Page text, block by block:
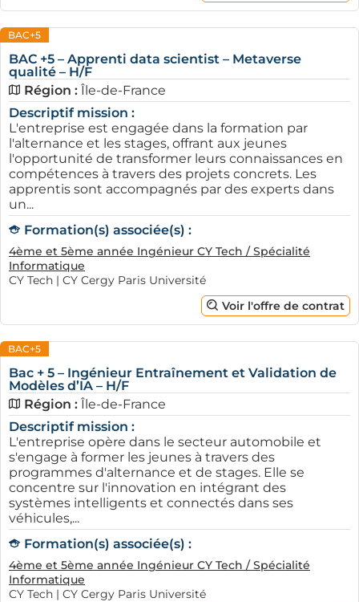
BAC+5
BAC +5 – Apprenti data scientist – Metaverse
qualité – H/F
Région : Île-de-France
Descriptif mission :
L'entreprise est engagée dans la formation par
l'alternance et les stages, offrant aux jeunes
l'opportunité de transformer leurs connaissances en
compétences à travers des projets concrets. Les
apprentis sont accompagnés par des experts dans
un...
Formation(s) associée(s) :
4ème et 5ème année Ingénieur CY Tech / Spécialité
Informatique
CY Tech | CY Cergy Paris Université
Voir l'offre de contrat
BAC+5
Bac + 5 – Ingénieur Entraînement et Validation de
Modèles d’IA – H/F
Région : Île-de-France
Descriptif mission :
L'entreprise opère dans le secteur automobile et
s'engage à former les jeunes à travers des
programmes d'alternance et de stages. Elle se
concentre sur l'innovation en intégrant des
systèmes intelligents et connectés dans ses
véhicules,...
Formation(s) associée(s) :
4ème et 5ème année Ingénieur CY Tech / Spécialité
Informatique
CY Tech | CY Cergy Paris Université